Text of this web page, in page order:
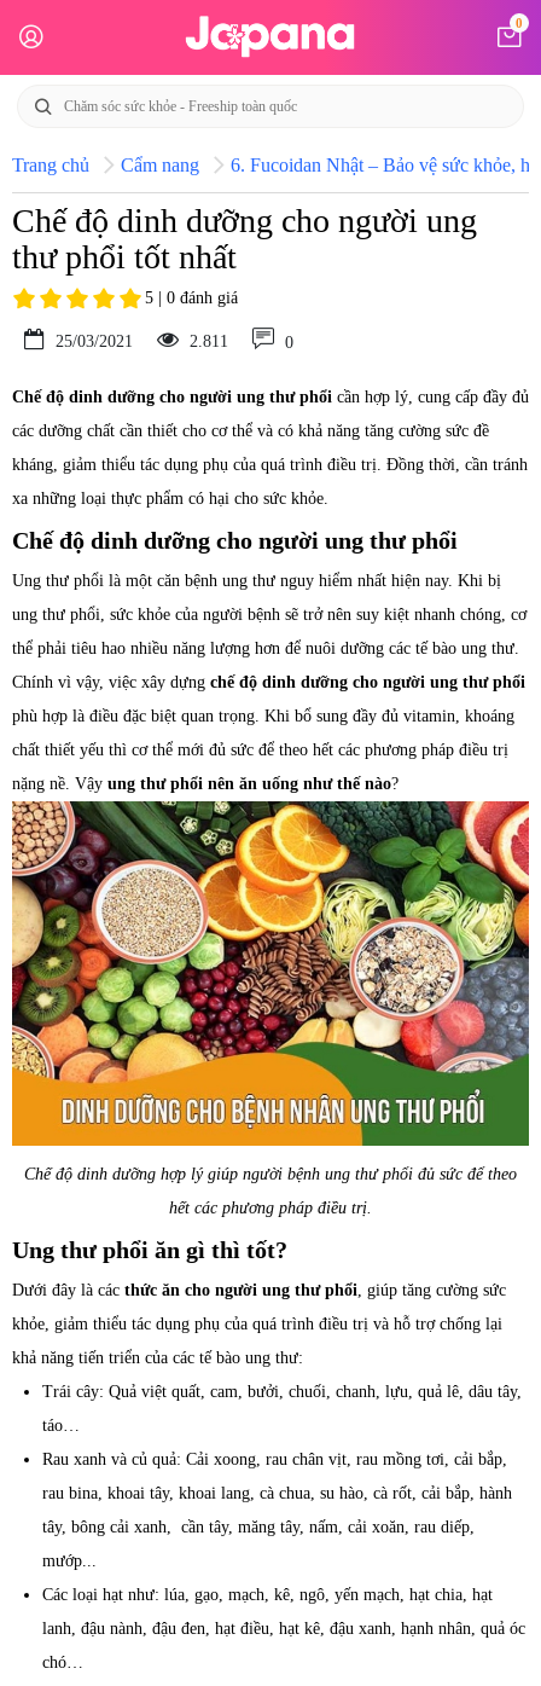
0
Trang chủ Cẩm nang 6. Fucoidan Nhật – Bảo vệ sức khỏe,
Chế độ dinh dưỡng cho người ung
thư phổi tốt nhất
5 | 0 đánh giá
25/03/2021 2.811 0
Chế độ dinh dưỡng cho người ung thư phổi cần hợp lý, cung cấp đầy đủ
các dưỡng chất cần thiết cho cơ thể và có khả năng tăng cường sức đề
kháng, giảm thiểu tác dụng phụ của quá trình điều trị. Đồng thời, cần tránh
xa những loại thực phẩm có hại cho sức khỏe.
Chế độ dinh dưỡng cho người ung thư phổi
Ung thư phổi là một căn bệnh ung thư nguy hiểm nhất hiện nay. Khi bị
ung thư phổi, sức khỏe của người bệnh sẽ trở nên suy kiệt nhanh chóng, cơ
thể phải tiêu hao nhiều năng lượng hơn để nuôi dưỡng các tế bào ung thư.
Chính vì vậy, việc xây dựng chế độ dinh dưỡng cho người ung thư phổi
phù hợp là điều đặc biệt quan trọng. Khi bổ sung đầy đủ vitamin, khoáng
chất thiết yếu thì cơ thể mới đủ sức để theo hết các phương pháp điều trị
nặng nề. Vậy ung thư phổi nên ăn uống như thế nào?
Chế độ dinh dưỡng hợp lý giúp người bệnh ung thư phổi đủ sức để theo
hết các phương pháp điều trị.
Ung thư phổi ăn gì thì tốt?
Dưới đây là các thức ăn cho người ung thư phổi, giúp tăng cường sức
khỏe, giảm thiểu tác dụng phụ của quá trình điều trị và hỗ trợ chống lại
khả năng tiến triển của các tế bào ung thư:
Trái cây: Quả việt quất, cam, bưởi, chuối, chanh, lựu, quả lê, dâu tây,
táo…
Rau xanh và củ quả: Cải xoong, rau chân vịt, rau mồng tơi, cải bắp,
rau bina, khoai tây, khoai lang, cà chua, su hào, cà rốt, cải bắp, hành
tây, bông cải xanh, cần tây, măng tây, nấm, cải xoăn, rau diếp,
mướp...
Các loại hạt như: lúa, gạo, mạch, kê, ngô, yến mạch, hạt chia, hạt
lanh, đậu nành, đậu đen, hạt điều, hạt kê, đậu xanh, hạnh nhân, quả óc
chó…